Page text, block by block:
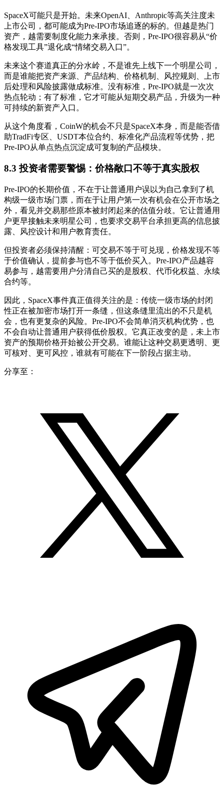
SpaceX可能只是开始。未来OpenAI、Anthropic等高关注度未
上市公司，都可能成为Pre-IPO市场追逐的标的。但越是热门
资产，越需要制度化能力来承接。否则，Pre-IPO很容易从“价
格发现工具”退化成“情绪交易入口”。
未来这个赛道真正的分水岭，不是谁先上线下一个明星公司，
而是谁能把资产来源、产品结构、价格机制、风控规则、上市
后处理和风险披露做成标准。没有标准，Pre-IPO就是一次次
热点轮动；有了标准，它才可能从短期交易产品，升级为一种
可持续的新资产入口。
从这个角度看，CoinW的机会不只是SpaceX本身，而是能否借
助TradFi专区、USDT本位合约、标准化产品流程等优势，把
Pre-IPO从单点热点沉淀成可复制的产品模块。
8.3 投资者需要警惕：价格敞口不等于真实股权
Pre-IPO的长期价值，不在于让普通用户误以为自己拿到了机
构级一级市场门票，而在于让用户第一次有机会在公开市场之
外，看见并交易那些原本被封闭起来的估值分歧。它让普通用
户更早接触未来明星公司，也要求交易平台承担更高的信息披
露、风控设计和用户教育责任。
但投资者必须保持清醒：可交易不等于可兑现，价格发现不等
于价值确认，提前参与也不等于低价买入。Pre-IPO产品越容
易参与，越需要用户分清自己买的是股权、代币化权益、永续
合约等。
因此，SpaceX事件真正值得关注的是：传统一级市场的封闭
性正在被加密市场打开一条缝，但这条缝里流出的不只是机
会，也有更复杂的风险。Pre-IPO不会简单消灭机构优势，也
不会自动让普通用户获得低价股权。它真正改变的是，未上市
资产的预期价格开始被公开交易。谁能让这种交易更透明、更
可核对、更可风控，谁就有可能在下一阶段占据主动。
分享至：